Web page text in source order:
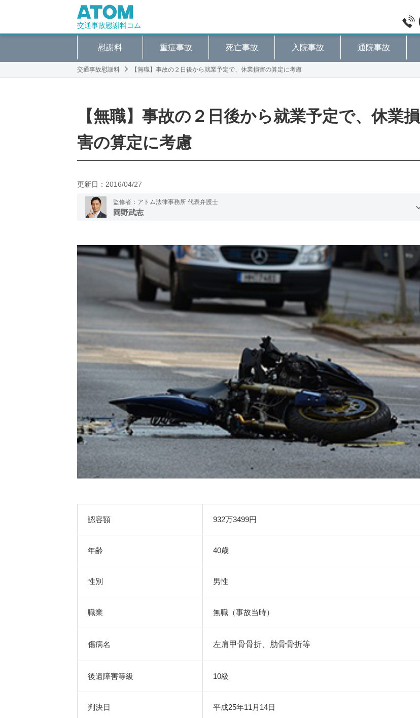
交通事故慰謝料コム
慰謝料 重症事故 死亡事故 入院事故 通院事故
交通事故慰謝料 【無職】事故の２日後から就業予定で、休業損害の算定に考慮
【無職】事故の２日後から就業予定で、休業損
害の算定に考慮
更新日： 2016/04/27
監修者：アトム法律事務所 代表弁護士
岡野武志
認容額 932万3499円
年齢 40歳
性別 男性
職業 無職（事故当時）
傷病名 左肩甲骨骨折、肋骨骨折等
後遺障害等級 10級
判決日 平成25年11月14日